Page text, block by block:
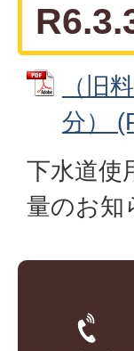
（旧
分）
下水道使
量のお知